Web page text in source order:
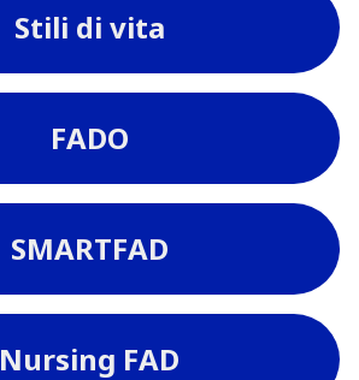
Stili di vita
FADO
SMARTFAD
Nursing FAD